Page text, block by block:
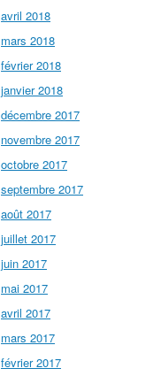
avril 2018
mars 2018
février 2018
janvier 2018
décembre 2017
novembre 2017
octobre 2017
septembre 2017
août 2017
juillet 2017
juin 2017
mai 2017
avril 2017
mars 2017
février 2017